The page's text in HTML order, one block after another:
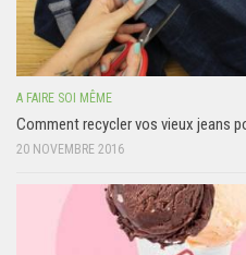
A FAIRE SOI MÊME
Comment recycler vos vieux jeans
20 NOVEMBRE 2016